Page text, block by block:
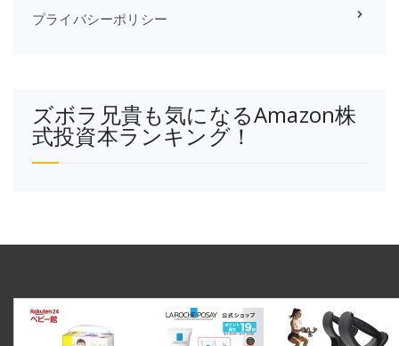
プライバシーポリシー
ズボラ兄貴も気になるAmazon株
式投資本ランキング！